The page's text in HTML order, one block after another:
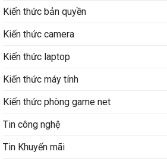
Kiến thức bản quyền
Kiến thức camera
Kiến thức laptop
Kiến thức máy tính
Kiến thức phòng game net
Tin công nghệ
Tin Khuyến mãi